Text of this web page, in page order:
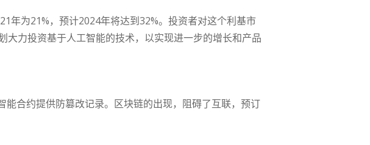
年为21%，预计2024年将达到32%。投资者对这个利基市
力投资基于人工智能的技术，以实现进一步的增长和产品
合约提供防篡改记录。区块链的出现，阻碍了互联，预订